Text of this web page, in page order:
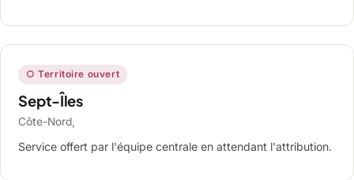
○ Territoire ouvert
Sept-Îles
Côte-Nord,
Service offert par l'équipe centrale en attendant l'attribution.